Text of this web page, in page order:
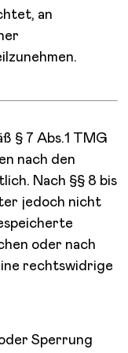
an
§ 7 Abs.1 TMG
nach den
Nach §§ 8 bis
jedoch nicht
oder nach
rechtswidrige
Sperrung